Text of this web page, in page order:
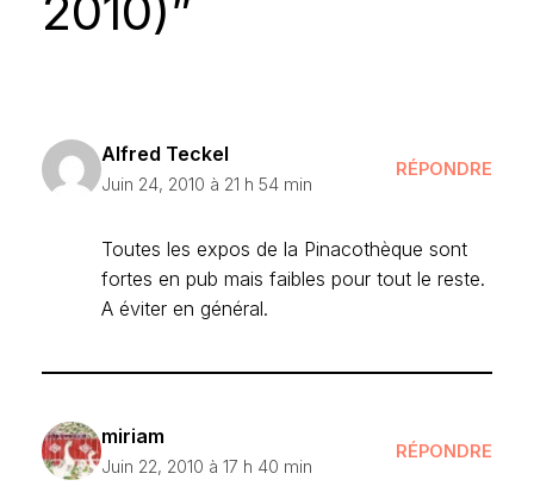
Alfred Teckel
Juin 24, 2010 à 21 h 54 min
RÉPONDRE
Toutes les expos de la Pinacothèque sont
fortes en pub mais faibles pour tout le reste.
A éviter en général.
miriam
Juin 22, 2010 à 17 h 40 min
RÉPONDRE